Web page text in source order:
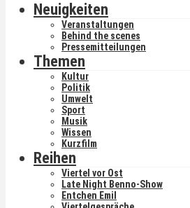
Neuigkeiten
Veranstaltungen
Behind the scenes
Pressemitteilungen
Themen
Kultur
Politik
Umwelt
Sport
Musik
Wissen
Kurzfilm
Reihen
Viertel vor Ost
Late Night Benno-Show
Entchen Emil